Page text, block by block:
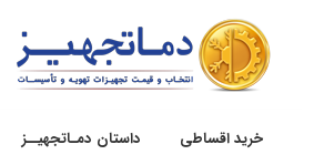
خرید اقساطی داستان دمـاتجهیــز